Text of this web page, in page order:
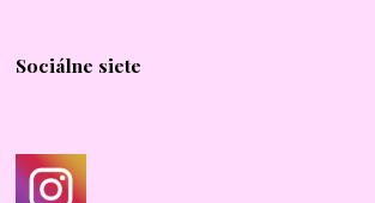
Sociálne siete